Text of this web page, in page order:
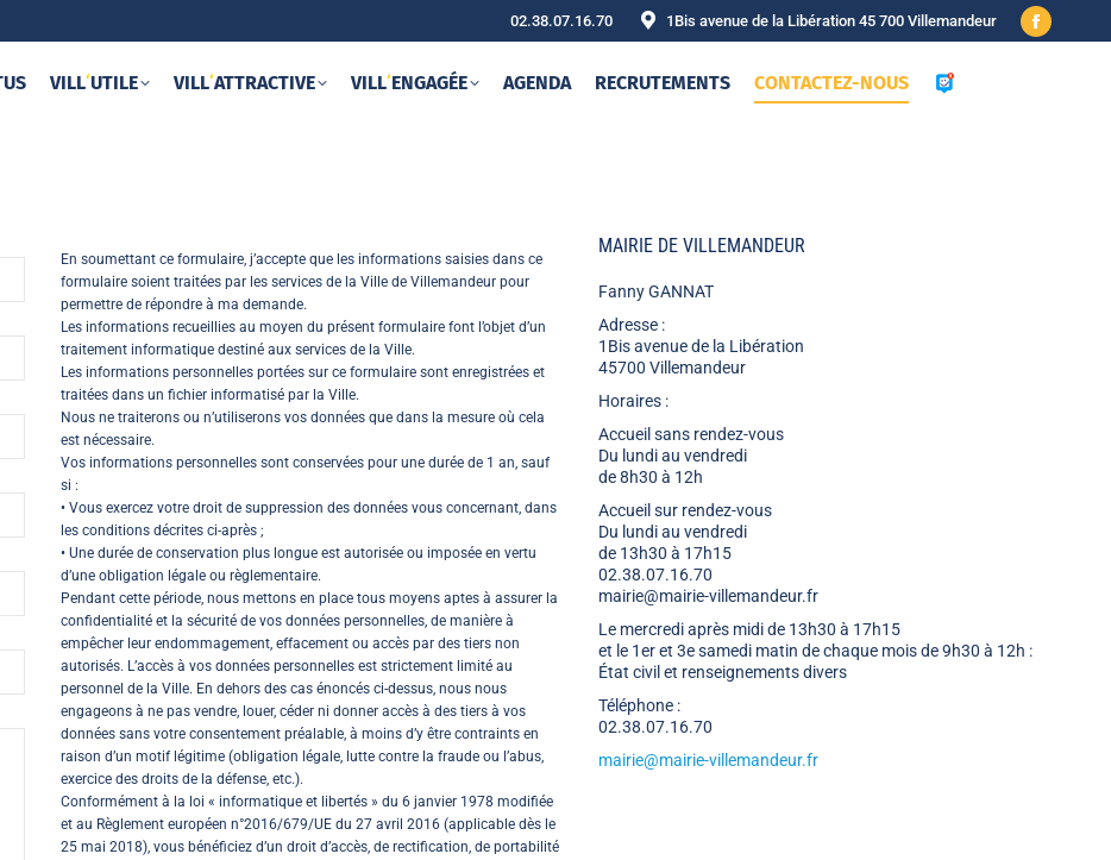
02.38.07.16.70 1Bis avenue de la Libération 45 700 Villemandeur
Facebook
VILL‘UTILE VILL‘ATTRACTIVE VILL‘ENGAGÉE AGENDA RECRUTEMENTS CONTACTEZ-NOUS
En soumettant ce formulaire, j’accepte que les informations saisies dans ce
formulaire soient traitées par les services de la Ville de Villemandeur pour
permettre de répondre à ma demande.
Les informations recueillies au moyen du présent formulaire font l’objet d’un
traitement informatique destiné aux services de la Ville.
Les informations personnelles portées sur ce formulaire sont enregistrées et
traitées dans un fichier informatisé par la Ville.
Nous ne traiterons ou n’utiliserons vos données que dans la mesure où cela
est nécessaire.
Vos informations personnelles sont conservées pour une durée de 1 an, sauf
si :
• Vous exercez votre droit de suppression des données vous concernant, dans
les conditions décrites ci-après ;
• Une durée de conservation plus longue est autorisée ou imposée en vertu
d’une obligation légale ou règlementaire.
Pendant cette période, nous mettons en place tous moyens aptes à assurer la
confidentialité et la sécurité de vos données personnelles, de manière à
empêcher leur endommagement, effacement ou accès par des tiers non
autorisés. L’accès à vos données personnelles est strictement limité au
personnel de la Ville. En dehors des cas énoncés ci-dessus, nous nous
engageons à ne pas vendre, louer, céder ni donner accès à des tiers à vos
données sans votre consentement préalable, à moins d’y être contraints en
raison d’un motif légitime (obligation légale, lutte contre la fraude ou l’abus,
exercice des droits de la défense, etc.).
Conformément à la loi « informatique et libertés » du 6 janvier 1978 modifiée
et au Règlement européen n°2016/679/UE du 27 avril 2016 (applicable dès le
25 mai 2018), vous bénéficiez d’un droit d’accès, de rectification, de portabilité
MAIRIE DE VILLEMANDEUR
Fanny GANNAT
Adresse :
1Bis avenue de la Libération
45700 Villemandeur
Horaires :
Accueil sans rendez-vous
Du lundi au vendredi
de 8h30 à 12h
Accueil sur rendez-vous
Du lundi au vendredi
de 13h30 à 17h15
02.38.07.16.70
mairie@mairie-villemandeur.fr
Le mercredi après midi de 13h30 à 17h15
et le 1er et 3e samedi matin de chaque mois de 9h30 à 12h :
État civil et renseignements divers
Téléphone :
02.38.07.16.70
mairie@mairie-villemandeur.fr